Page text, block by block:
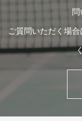
問
ご質問いただく場